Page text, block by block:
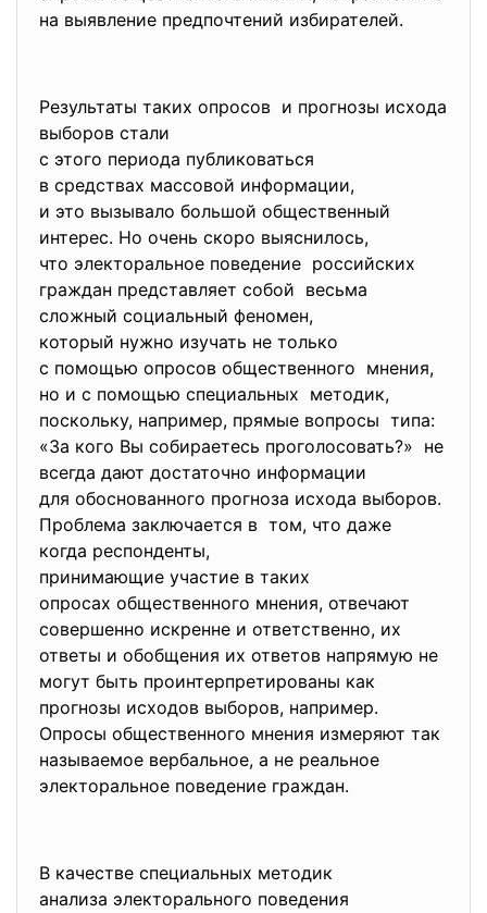
на выявление предпочтений избирателей.
Результаты таких опросов и прогнозы исхода
выборов стали
с этого периода публиковаться
в средствах массовой информации,
и это вызывало большой общественный
интерес. Но очень скоро выяснилось,
что электоральное поведение российских
граждан представляет собой весьма
сложный социальный феномен,
который нужно изучать не только
с помощью опросов общественного мнения,
но и с помощью специальных методик,
поскольку, например, прямые вопросы типа:
«За кого Вы собираетесь проголосовать?» не
всегда дают достаточно информации
для обоснованного прогноза исхода выборов.
Проблема заключается в том, что даже
когда респонденты,
принимающие участие в таких
опросах общественного мнения, отвечают
совершенно искренне и ответственно, их
ответы и обобщения их ответов напрямую не
могут быть проинтерпретированы как
прогнозы исходов выборов, например.
Опросы общественного мнения измеряют так
называемое вербальное, а не реальное
электоральное поведение граждан.
В качестве специальных методик
анализа электорального поведения